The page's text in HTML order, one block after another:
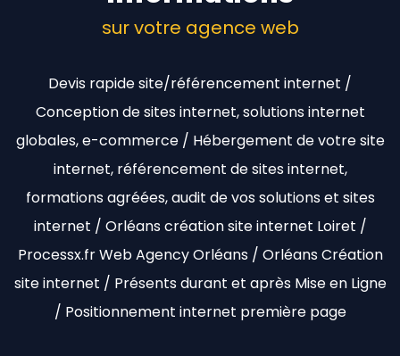
sur votre agence web
Devis rapide site/référencement internet /
Conception de sites internet, solutions internet
globales, e-commerce / Hébergement de votre site
internet, référencement de sites internet,
formations agréées, audit de vos solutions et sites
internet / Orléans création site internet Loiret /
Processx.fr Web Agency Orléans / Orléans Création
site internet / Présents durant et après Mise en Ligne
/ Positionnement internet première page